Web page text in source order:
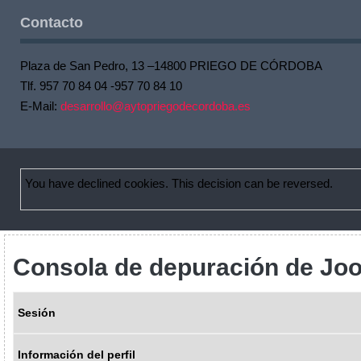
Contacto
Plaza de San Pedro, 13 –14800 PRIEGO DE CÓRDOBA
Tlf. 957 70 84 04 -957 70 84 10
E-Mail: desarrollo@aytopriegodecordoba.es
You have declined cookies. This decision can be reversed.
Consola de depuración de
Sesión
Información del perfil